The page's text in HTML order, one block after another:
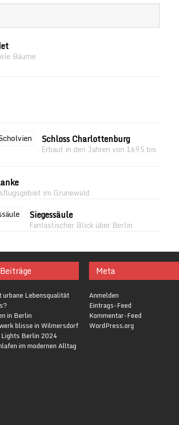
Bäume
Schloss Charlottenburg
Erbaut in den Jahren von 1695 bis
im Grunewald
Siegessäule
Fantastischer Blick über Berlin
urbane Lebensqualität
in Berlin
blisse in Wilmersdorf
Berlin 2024
im modernen Alltag
Meta
Anmelden
Eintrags-Feed
Kommentar-Feed
WordPress.org